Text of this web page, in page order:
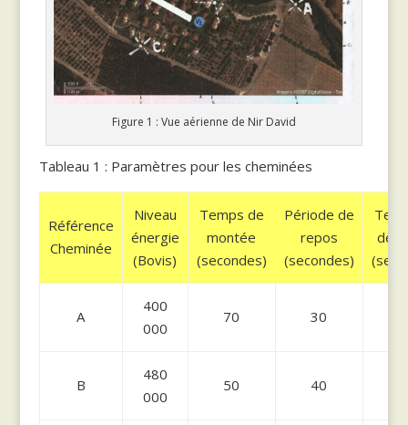
Figure 1 : Vue aérienne de Nir David
Tableau 1 : Paramètres pour les cheminées
Référence
Cheminée
Niveau
énergie
(Bovis)
Temps de
montée
(secondes)
Période de
repos
(secondes)
A
400
000
70 30
B
480
000
50 40